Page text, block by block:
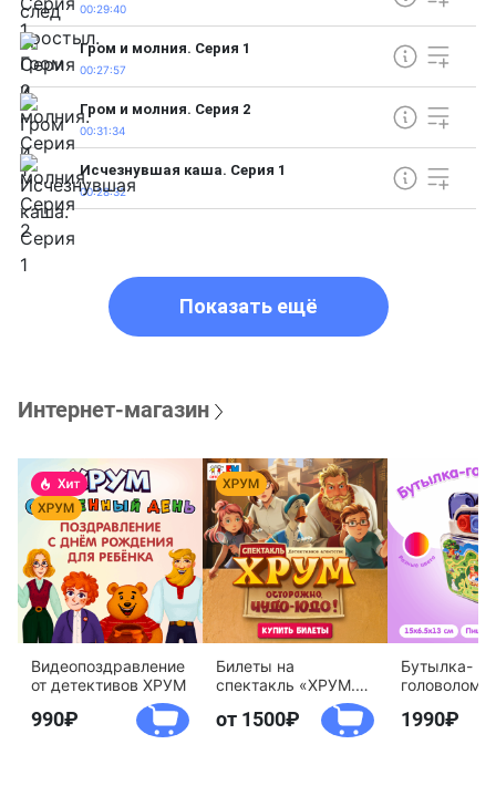
00:29:40
Гром и молния. Серия 1
00:27:57
Гром и молния. Серия 2
00:31:34
Исчезнувшая каша. Серия 1
00:28:32
Показать ещё
Интернет-магазин
Видеопоздравление
от детективов ХРУМ
990
Билеты на
спектакль «ХРУМ.
Осторожно, Чудо-
Юдо!»
от 1500
Бутылка-
агентство
1990